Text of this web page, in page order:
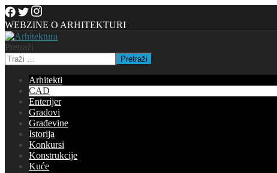
WEBZINE O ARHITEKTURI
Pretraži
Pretraži
Arhitekti
CAD
Enterijer
Gradovi
Građevine
Istorija
Konkursi
Konstrukcije
Kuće